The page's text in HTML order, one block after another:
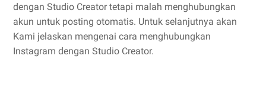
dengan Studio Creator tetapi malah menghubungkan
akun untuk posting otomatis. Untuk selanjutnya akan
Kami jelaskan mengenai cara menghubungkan
Instagram dengan Studio Creator.